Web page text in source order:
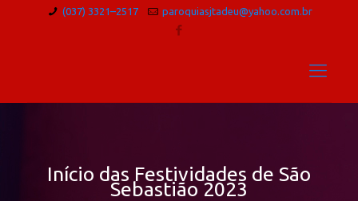
(037) 3321–2517 paroquiasjtadeu@yahoo.com.br
Início das Festividades de São
Sebastião 2023